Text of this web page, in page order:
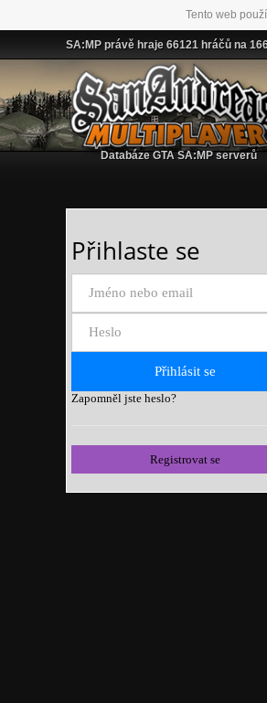
Tento web
SA:MP právě hraje 66121 hráčů na
Databáze GTA SA:MP serverů
Přihlaste se
Zapomněl jste heslo?
Registrovat se